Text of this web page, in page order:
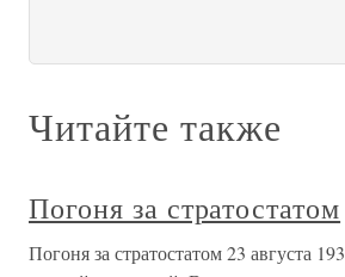
Читайте также
Погоня за стратостатом
Погоня за стратостатом 23 августа